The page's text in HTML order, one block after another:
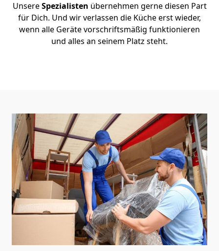
UnsereSpezialisten übernehmen gerne diesen Part
für Dich. Und wir verlassen die Küche erst wieder,
wenn alle Geräte vorschriftsmäßig funktionieren
und alles an seinem Platz steht.